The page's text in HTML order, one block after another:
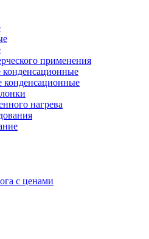
применения
конденсационные
нагрева
с ценами